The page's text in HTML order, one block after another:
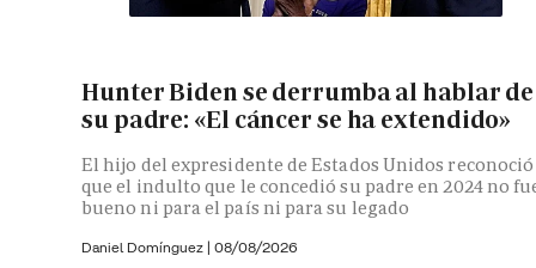
Hunter Biden se derrumba al hablar de
su padre: «El cáncer se ha extendido»
El hijo del expresidente de Estados Unidos reconoció
que el indulto que le concedió su padre en 2024 no
bueno ni para el país ni para su legado
Daniel Domínguez | 08/08/2026